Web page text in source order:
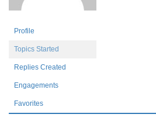
Profile
Topics Started
Replies Created
Engagements
Favorites